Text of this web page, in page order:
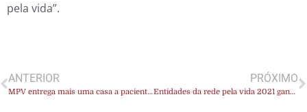
pela vida”.
ANTERIOR
MPV entrega mais uma casa a paciente por meio do projeto “Vida”
PRÓXIMO
Entidades da rede pela vida 2021 ganham título de “100 melhores ONGs” do Brasil